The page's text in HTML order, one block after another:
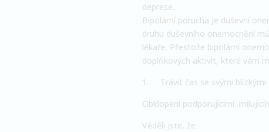
deprese.
Bipolární porucha je duševní
druhu duševního onemocnění
lékaře. Přestože bipolární
doplňkových aktivit, které vám
1.
Trávit čas se svými blízkými
Obklopení podporujícími,
Věděli jste, že